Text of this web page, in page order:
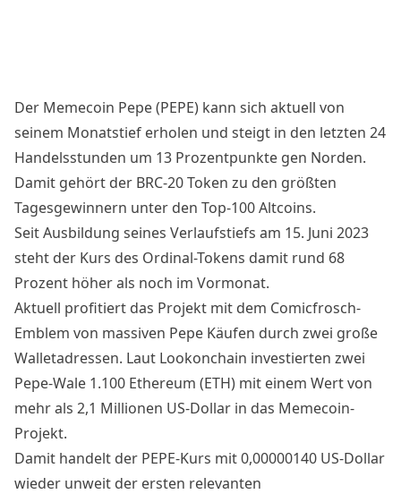
Der Memecoin Pepe (PEPE) kann sich aktuell von
seinem Monatstief erholen und steigt in den letzten 24
Handelsstunden um 13 Prozentpunkte gen Norden.
Damit gehört der BRC-20 Token zu den größten
Tagesgewinnern unter den Top-100 Altcoins.
Seit Ausbildung seines Verlaufstiefs am 15. Juni 2023
steht der Kurs des Ordinal-Tokens damit rund 68
Prozent höher als noch im Vormonat.
Aktuell profitiert das Projekt mit dem Comicfrosch-
Emblem von massiven Pepe Käufen durch zwei große
Walletadressen. Laut Lookonchain investierten zwei
Pepe-Wale 1.100 Ethereum (ETH) mit einem Wert von
mehr als 2,1 Millionen US-Dollar in das Memecoin-
Projekt.
Damit handelt der PEPE-Kurs mit 0,00000140 US-Dollar
wieder unweit der ersten relevanten